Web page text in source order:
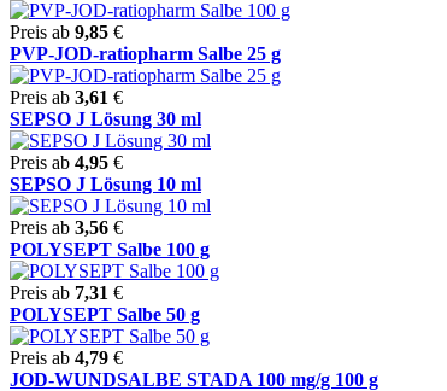
Preis ab 9,85 €
PVP-JOD-ratiopharm Salbe 25 g
Preis ab 3,61 €
SEPSO J Lösung 30 ml
Preis ab 4,95 €
SEPSO J Lösung 10 ml
Preis ab 3,56 €
POLYSEPT Salbe 100 g
Preis ab 7,31 €
POLYSEPT Salbe 50 g
Preis ab 4,79 €
JOD-WUNDSALBE STADA 100 mg/g 100 g